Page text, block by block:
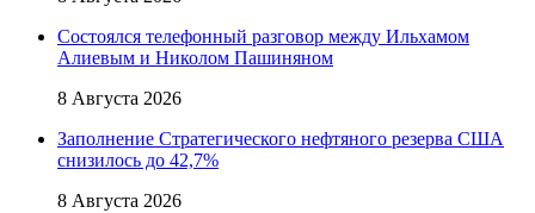
Состоялся телефонный разговор между Ильхамом
Алиевым и Николом Пашиняном
8 Августа 2026
Заполнение Стратегического нефтяного резерва США
снизилось до 42,7%
8 Августа 2026